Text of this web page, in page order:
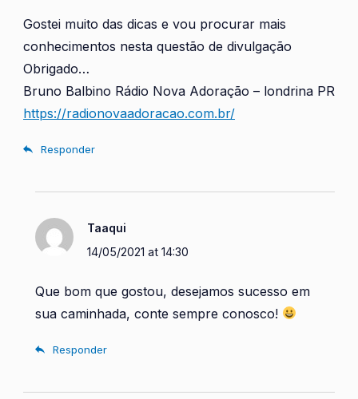
Gostei muito das dicas e vou procurar mais
conhecimentos nesta questão de divulgação
Obrigado…
Bruno Balbino Rádio Nova Adoração – londrina PR
https://radionovaadoracao.com.br/
Responder
Taaqui
14/05/2021 at 14:30
Que bom que gostou, desejamos sucesso em
sua caminhada, conte sempre conosco!
Responder